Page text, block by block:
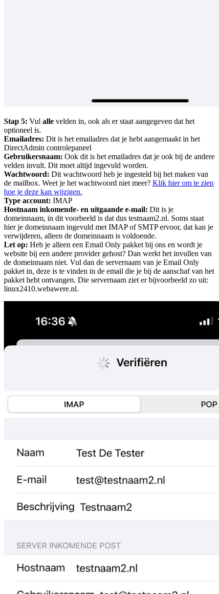
Stap 5: Vul alle velden in, ook als er staat aangegeven dat het
optioneel is.
Emailadres: Dit is het emailadres dat je hebt aangemaakt in het
DirectAdmin controlepaneel
Gebruikersnaam: Ook dit is het emailadres dat je ook bij de andere
velden invult. Dit moet altijd ingevuld worden.
Wachtwoord: Dit wachtwoord heb je ingesteld bij het maken van
de mailbox. Weet je het wachtwoord niet meer? Klik hier om te zien
hoe je deze kan wijzigen.
Type account: IMAP
Hostnaam inkomende- en uitgaande e-mail: Dit is je
domeinnaam, in dit voorbeeld is dat dus testnaam2.nl. Soms staat
hier je domeinnaam ingevuld met IMAP of SMTP ervoor, dat kan je
verwijderen, alleen de domeinnaam is voldoende.
Let op: Heb je alleen een Email Only pakket bij ons en wordt je
website bij een andere provider gehost? Dan werkt het invullen van
de domeinnaam niet. Vul dan de servernaam van je Email Only
pakket in, deze is te vinden in de email die je bij de aanschaf van het
pakket hebt ontvangen. Die servernaam ziet er bijvoorbeeld zo uit:
linux2410.webawere.nl.